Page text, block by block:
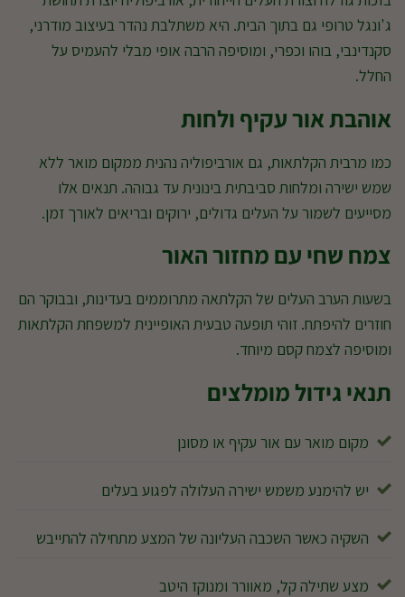
ג'ונגל טרופי גם בתוך הבית. היא משתלבת נהדר בעיצוב מודרני,
סקנדינבי, בוהו וכפרי, ומוסיפה הרבה אופי מבלי להעמיס על
החלל.
אוהבת אור עקיף ולחות
כמו מרבית הקלתאות, גם אורביפוליה נהנית ממקום מואר ללא
שמש ישירה ומלחות סביבתית בינונית עד גבוהה. תנאים אלו
מסייעים לשמור על העלים גדולים, ירוקים ובריאים לאורך זמן.
צמח שחי עם מחזור האור
בשעות הערב העלים של הקלתאה מתרוממים בעדינות, ובבוקר הם
חוזרים להיפתח. זוהי תופעה טבעית האופיינית למשפחת הקלתאות
ומוסיפה לצמח קסם מיוחד.
תנאי גידול מומלצים
מקום מואר עם אור עקיף או מסונן
יש להימנע משמש ישירה העלולה לפגוע בעלים
השקיה כאשר השכבה העליונה של המצע מתחילה להתייבש
מצע שתילה קל, מאוורר ומנוקז היטב